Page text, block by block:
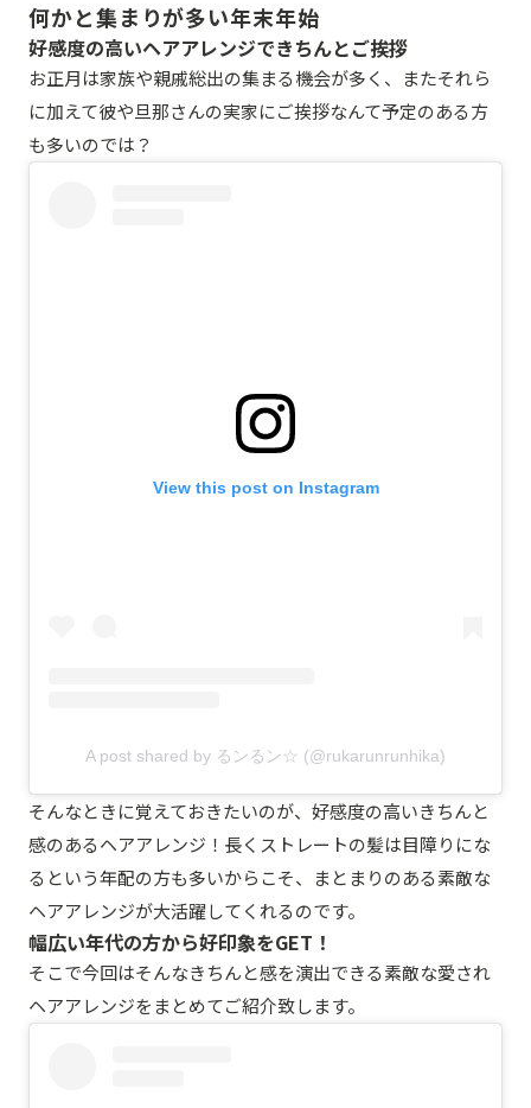
何かと集まりが多い年末年始
好感度の高いヘアアレンジできちんとご挨拶
お正月は家族や親戚総出の集まる機会が多く、またそれら
に加えて彼や旦那さんの実家にご挨拶なんて予定のある方
も多いのでは？
View this post on Instagram
A post shared by るンるン☆ (@rukarunrunhika)
そんなときに覚えておきたいのが、好感度の高いきちんと
感のあるヘアアレンジ！長くストレートの髪は目障りにな
るという年配の方も多いからこそ、まとまりのある素敵な
ヘアアレンジが大活躍してくれるのです。
幅広い年代の方から好印象をGET！
そこで今回はそんなきちんと感を演出できる素敵な愛され
ヘアアレンジをまとめてご紹介致します。